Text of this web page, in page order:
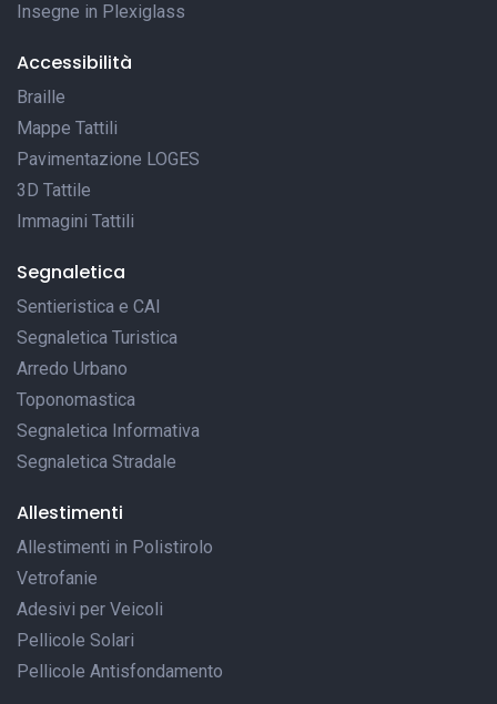
Insegne in Plexiglass
Accessibilità
Braille
Mappe Tattili
Pavimentazione LOGES
3D Tattile
Immagini Tattili
Segnaletica
Sentieristica e CAI
Segnaletica Turistica
Arredo Urbano
Toponomastica
Segnaletica Informativa
Segnaletica Stradale
Allestimenti
Allestimenti in Polistirolo
Vetrofanie
Adesivi per Veicoli
Pellicole Solari
Pellicole Antisfondamento